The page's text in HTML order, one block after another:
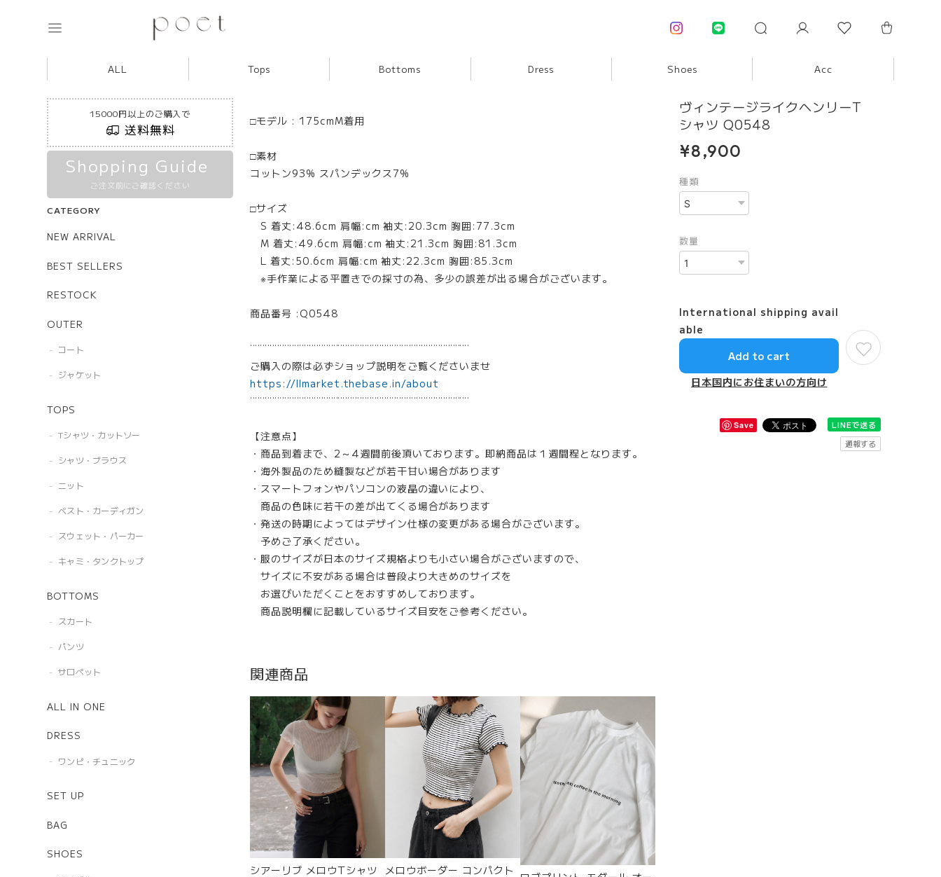
ALL Tops Bottoms Dress Shoes Acc
15000円以上のご購入で
送料無料
Shopping Guide
ご注文前にご確認ください
CATEGORY
NEW ARRIVAL
BEST SELLERS
RESTOCK
OUTER
コート
ジャケット
TOPS
Tシャツ・カットソー
シャツ・ブラウス
ニット
ベスト・カーディガン
スウェット・パーカー
キャミ・タンクトップ
BOTTOMS
スカート
パンツ
サロペット
ALL IN ONE
DRESS
ワンピ・チュニック
SET UP
BAG
SHOES
□モデル : 175cmM着用
□素材
コットン93% スパンデックス7%
□サイズ
S 着丈:48.6cm 肩幅:cm 袖丈:20.3cm 胸囲:77.3cm
M 着丈:49.6cm 肩幅:cm 袖丈:21.3cm 胸囲:81.3cm
L 着丈:50.6cm 肩幅:cm 袖丈:22.3cm 胸囲:85.3cm
※手作業による平置きでの採寸の為、多少の誤差が出る場合がございます。
商品番号 :Q0548
¨¨¨¨¨¨¨¨¨¨¨¨¨¨¨¨¨¨¨¨¨¨¨¨¨¨¨¨¨¨¨¨¨¨¨¨¨¨¨¨¨¨¨¨¨
ご購入の際は必ずショップ説明をご覧くださいませ
https://llmarket.thebase.in/about
¨¨¨¨¨¨¨¨¨¨¨¨¨¨¨¨¨¨¨¨¨¨¨¨¨¨¨¨¨¨¨¨¨¨¨¨¨¨¨¨¨¨¨¨¨
【注意点】
・商品到着まで、2～4週間前後頂いております。即納商品は１週間程となります。
・海外製品のため縫製などが若干甘い場合があります
・スマートフォンやパソコンの液晶の違いにより、
商品の色味に若干の差が出てくる場合があります
・発送の時期によってはデザイン仕様の変更がある場合がございます。
予めご了承ください。
・服のサイズが日本のサイズ規格よりも小さい場合がございますので、
サイズに不安がある場合は普段より大きめのサイズを
お選びいただくことをおすすめしております。
商品説明欄に記載しているサイズ目安をご参考ください。
ヴィンテージライクヘンリーT
シャツ Q0548
¥8,900
種類
数量
International shipping avail
able
Add to cart
日本国内にお住まいの方向け
Save
LINEで送る
通報する
関連商品
シアーリブ メロウTシャツ
メロウボーダー コンパクト